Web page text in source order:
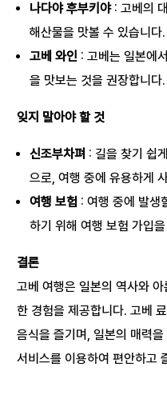
나다야 후부키야: 고베의
해산물을 맛볼 수 있습니다.
고베 와인 : 고베는 일본에
을 맛보는 것을 권장합니다.
잊지 말아야 할 것
신조부차펴 : 길을 찾기 쉽
으로, 여행 중에 유용하게
여행 보험 : 여행 중에 발생
하기 위해 여행 보험 가입
결론
고베 여행은 일본의 역사와
한 경험을 제공합니다. 고베
음식을 즐기며, 일본의 매력
서비스를 이용하여 편안하고